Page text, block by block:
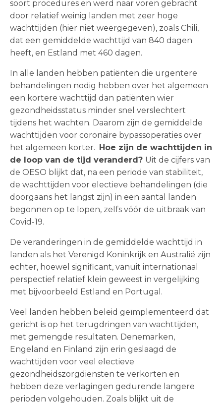
soort procedures en werd naar voren gebracht
door relatief weinig landen met zeer hoge
wachttijden (hier niet weergegeven), zoals Chili,
dat een gemiddelde wachttijd van 840 dagen
heeft, en Estland met 460 dagen.
In alle landen hebben patiënten die urgentere
behandelingen nodig hebben over het algemeen
een kortere wachttijd dan patiënten wier
gezondheidsstatus minder snel verslechtert
tijdens het wachten. Daarom zijn de gemiddelde
wachttijden voor coronaire bypassoperaties over
het algemeen korter. Hoe zijn de wachttijden in
de loop van de tijd veranderd? Uit de cijfers van
de OESO blijkt dat, na een periode van stabiliteit,
de wachttijden voor electieve behandelingen (die
doorgaans het langst zijn) in een aantal landen
begonnen op te lopen, zelfs vóór de uitbraak van
Covid-19.
De veranderingen in de gemiddelde wachttijd in
landen als het Verenigd Koninkrijk en Australië zijn
echter, hoewel significant, vanuit internationaal
perspectief relatief klein geweest in vergelijking
met bijvoorbeeld Estland en Portugal.
Veel landen hebben beleid geïmplementeerd dat
gericht is op het terugdringen van wachttijden,
met gemengde resultaten. Denemarken,
Engeland en Finland zijn erin geslaagd de
wachttijden voor veel electieve
gezondheidszorgdiensten te verkorten en
hebben deze verlagingen gedurende langere
perioden volgehouden. Zoals blijkt uit de